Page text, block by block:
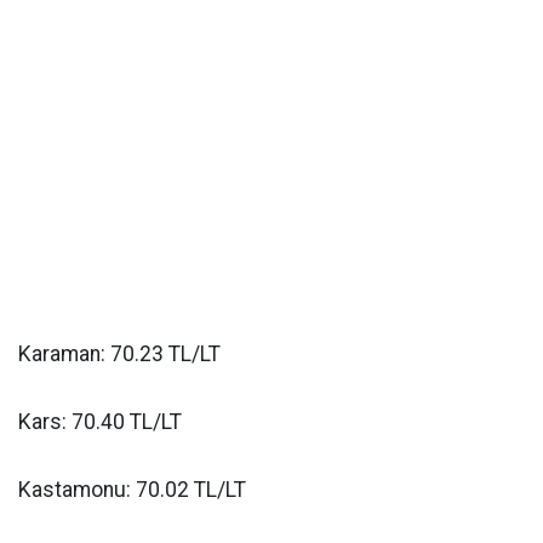
Karaman: 70.23 TL/LT
Kars: 70.40 TL/LT
Kastamonu: 70.02 TL/LT